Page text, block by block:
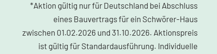
*Aktion gültig nur für Deutschland bei Abschluss
eines Bauvertrags für ein Schwörer-Haus
zwischen 01.02.2026 und 31.10.2026. Aktionspreis
ist gültig für Standardausführung. Individuelle